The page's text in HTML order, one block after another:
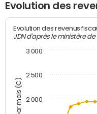
Evolution des
Evolution des revenus
JDN d'après le ministère
2 000
2 500
3 000